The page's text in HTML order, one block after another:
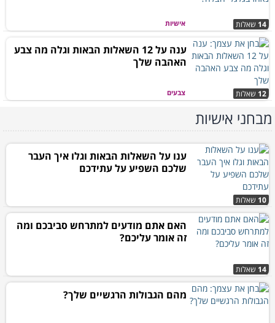
אישיות 14 שאלות
צבעים 12 שאלות
ענה על 12 השאלות הבאות וגלה מה צבע
האהבה שלך
מבחני אישיות
10 שאלות
ענו על השאלות הבאות וגלו איך העבר
שלכם השפיע על עתידכם
14 שאלות
האם אתם מודעים למתרחש סביבכם ומה
זה אומר עליכם?
מהם הגבולות הרגשיים שלך?